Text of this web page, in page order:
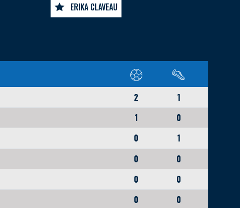
ERIKA CLAVEAU
2
1
1
0
0
1
0
0
0
0
0
0